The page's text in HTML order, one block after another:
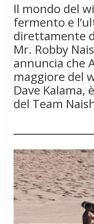
Il mondo del
fermento e
direttamente
Mr. Robby
annuncia che
maggiore del
Dave
del Team